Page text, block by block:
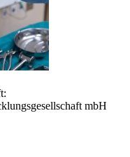
mbH